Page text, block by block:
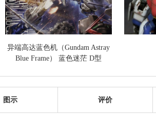
异端高达蓝色机（Gundam Astray
Blue Frame） 蓝色迷茫 D型
图示 评价